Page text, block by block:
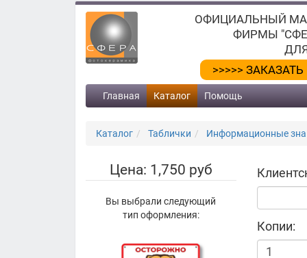
ОФИЦИАЛЬНЫЙ
ФИРМЫ
>>>>>
Главная Каталог Помощь
Каталог Таблички Информационные
Цена: 1,750 руб
Вы выбрали следующий
тип оформления:
Копии: